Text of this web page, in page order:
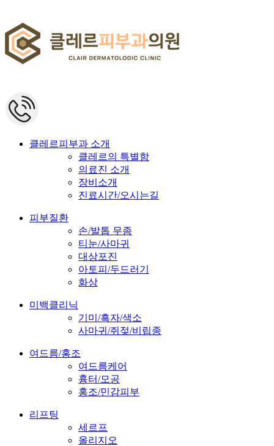
클레르피부과 소개
클레르의 특별함
의료진 소개
장비소개
진료시간/오시는길
피부질환
손/발톱 무좀
티눈/사마귀
대상포진
아토피/두드러기
화상
미백클리닉
기미/흑자/색소
사마귀/쥐젖/비립종
여드름/홍조
여드름케어
흉터/모공
홍조/민감피부
리프팅
세르프
올리지오